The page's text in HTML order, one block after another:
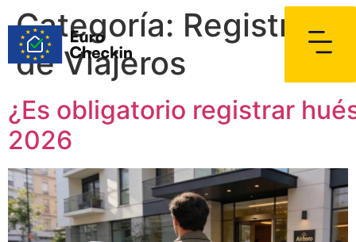
Categoría: Registro
de Viajeros
¿Es obligatorio registrar
2026